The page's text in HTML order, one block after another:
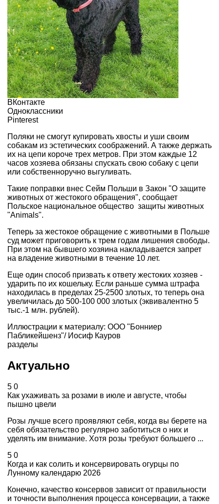
ВКонтакте
Одноклассники
Pinterest
Поляки не смогут купировать хвосты и уши своим
собакам из эстетических соображений. А также держать
их на цепи короче трех метров. При этом каждые 12
часов хозяева обязаны спускать свою собаку с цепи
или собственноручно выгуливать.
Такие поправки внес Сейм Польши в Закон "О защите
животных от жестокого обращения", сообщает
Польское национальное общество защиты животных
"Animals".
Теперь за жестокое обращение с животными в Польше
суд может приговорить к трем годам лишения свободы.
При этом на бывшего хозяина накладывается запрет
на владение животными в течение 10 лет.
Еще один способ призвать к ответу жестоких хозяев -
ударить по их кошельку. Если раньше сумма штрафа
находилась в пределах 25-2500 злотых, то теперь она
увеличилась до 500-100 000 злотых (эквивалентно 5
тыс.-1 млн. рублей).
Иллюстрации к материалу: ООО "Бонниер
Пабликейшенз"/ Иосиф Кауров
разделы
Актуально
5 0
Как ухаживать за розами в июле и августе, чтобы
пышно цвели
Розы лучше всего проявляют себя, когда вы берете на
себя обязательство регулярно заботиться о них и
уделять им внимание. Хотя розы требуют большего ...
5 0
Когда и как солить и консервировать огурцы по
Лунному календарю 2026
Конечно, качество консервов зависит от правильности
и точности выполнения процесса консервации, а также